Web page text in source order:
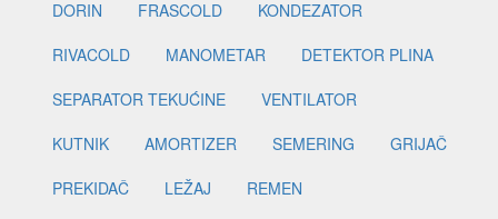
DORIN
FRASCOLD
KONDEZATOR
RIVACOLD
MANOMETAR
DETEKTOR PLINA
SEPARATOR TEKUĆINE
VENTILATOR
KUTNIK
AMORTIZER SEMERING
GRIJAČ
PREKIDAČ
LEŽAJ
REMEN